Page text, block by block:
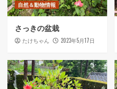
自然＆動物情報
さっきの盆栽
たけちゃん 2023年5月17日